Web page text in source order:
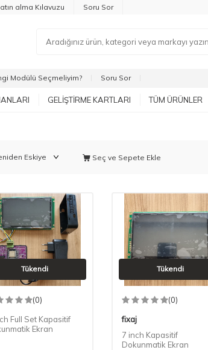
alma Kılavuzu Soru Sor
Modülü Seçmeliyim? Soru Sor
GELIŞTIRME KARTLARI TÜM ÜRÜNLER
Seç ve Sepete Ekle
Tükendi
(0)
Full Set Kapasitif
Ekran
Tükendi
(0)
fixaj
7 inch Kapasitif
Dokunmatik Ekran